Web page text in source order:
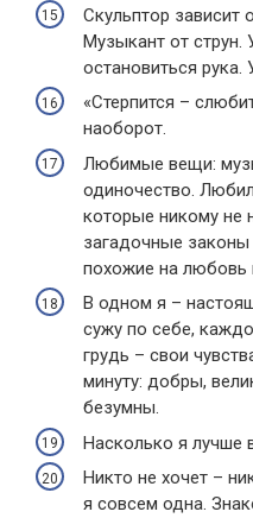
Скульптор зависит
Музыкант от
остановиться рука.
«Стерпится –
наоборот.
Любимые вещи:
одиночество.
которые никому не
загадочные законы
похожие на любовь
В одном я –
сужу по себе,
грудь – свои
минуту: добры,
безумны.
Насколько я лучше
Никто не хочет –
я совсем одна.